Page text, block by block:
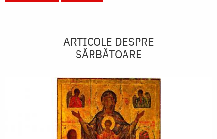
ARTICOLE DESPRE
SĂRBĂTOARE